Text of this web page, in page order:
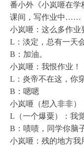
番小外《小岚咂在学
课间，写作业中……
小岚咂：这么多作业
L：淡定，总有一天
B：加油。
小岚咂：我恨作业！
L：炎帝不在这，你
B：嗯嗯
小岚咂（想入非非）
L（一个爆粟）：我
B：啧啧，同学你脑
小岚咂：残的地方我